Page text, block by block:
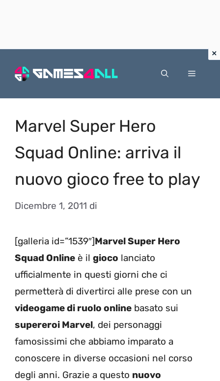
Menu
Marvel Super Hero
Squad Online: arriva il
nuovo gioco free to play
Dicembre 1, 2011 di
[galleria id=”1539″]Marvel Super Hero
Squad Online è il gioco lanciato
ufficialmente in questi giorni che ci
permetterà di divertirci alle prese con un
videogame di ruolo online basato sui
supereroi Marvel, dei personaggi
famosissimi che abbiamo imparato a
conoscere in diverse occasioni nel corso
degli anni. Grazie a questo nuovo